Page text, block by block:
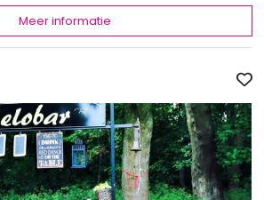
Meer informatie